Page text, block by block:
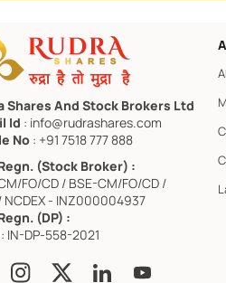
Shares And Stock Brokers Ltd
Id : info@rudrashares.com
No : +91 7518 777 888
(Stock Broker) :
FO/CD / BSE-CM/FO/CD /
NCDEX - INZ000004937
(DP) :
IN-DP-558-2021